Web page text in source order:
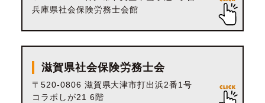
兵庫県社会保険労務士会館
滋賀県社会保険労務士会
〒520-0806 滋賀県大津市打出浜2番1号
コラボしが21 6階